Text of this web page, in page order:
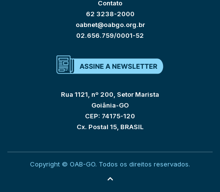
Contato
62 3238-2000
oabnet@oabgo.org.br
02.656.759/0001-52
Rua 1121, nº 200, Setor Marista
Goiânia-GO
CEP: 74175-120
Cx. Postal 15, BRASIL
Copyright © OAB-GO. Todos os direitos reservados.